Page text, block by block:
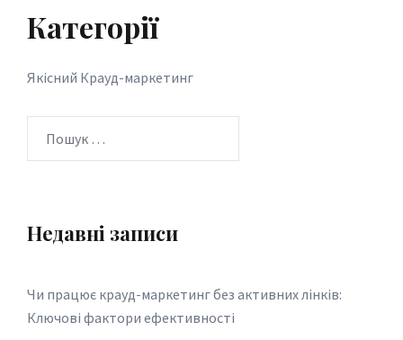
Категорії
Якісний Крауд-маркетинг
Недавні записи
Чи працює крауд-маркетинг без активних лінків:
Ключові фактори ефективності